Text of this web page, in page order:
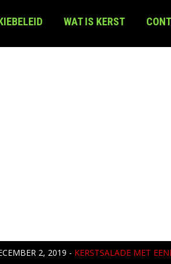
WAT IS KERST
2, 2019 - KERSTSALADE MET